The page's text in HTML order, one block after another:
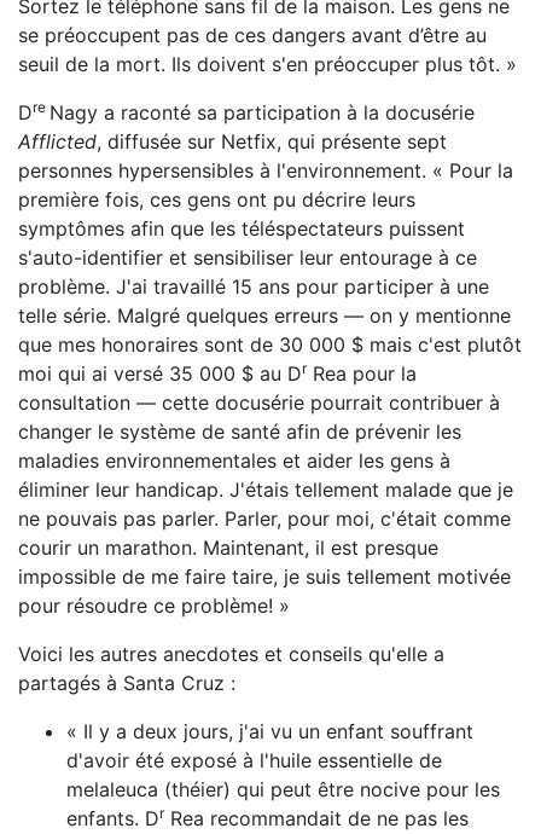
Sortez le téléphone sans fil de la maison. Les gens ne
se préoccupent pas de ces dangers avant d’être au
seuil de la mort. Ils doivent s'en préoccuper plus tôt. »
Dre Nagy a raconté sa participation à la docusérie
Afflicted, diffusée sur Netfix, qui présente sept
personnes hypersensibles à l'environnement. « Pour la
première fois, ces gens ont pu décrire leurs
symptômes afin que les téléspectateurs puissent
s'auto-identifier et sensibiliser leur entourage à ce
problème. J'ai travaillé 15 ans pour participer à une
telle série. Malgré quelques erreurs — on y mentionne
que mes honoraires sont de 30 000 $ mais c'est plutôt
moi qui ai versé 35 000 $ au DrRea pour la
consultation — cette docusérie pourrait contribuer à
changer le système de santé afin de prévenir les
maladies environnementales et aider les gens à
éliminer leur handicap. J'étais tellement malade que je
ne pouvais pas parler. Parler, pour moi, c'était comme
courir un marathon. Maintenant, il est presque
impossible de me faire taire, je suis tellement motivée
pour résoudre ce problème! »
Voici les autres anecdotes et conseils qu'elle a
partagés à Santa Cruz :
« Il y a deux jours, j'ai vu un enfant souffrant
d'avoir été exposé à l'huile essentielle de
melaleuca (théier) qui peut être nocive pour les
enfants. DrRea recommandait de ne pas les